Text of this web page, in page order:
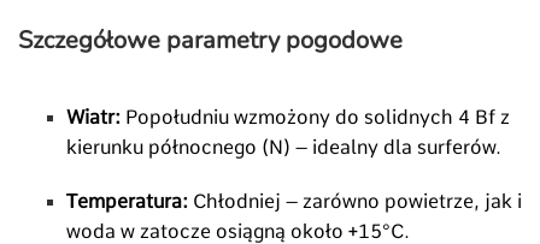
Szczegółowe parametry pogodowe
Wiatr: Popołudniu wzmożony do solidnych 4 Bf z
kierunku północnego (N) – idealny dla surferów.
Temperatura: Chłodniej – zarówno powietrze, jak i
woda w zatocze osiągną około +15°C.